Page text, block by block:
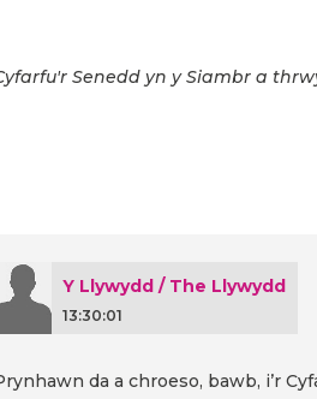
Senedd yn y Siambr a
Y Llywydd / The Llywydd
13:30:01
da a chroeso, bawb, i’r